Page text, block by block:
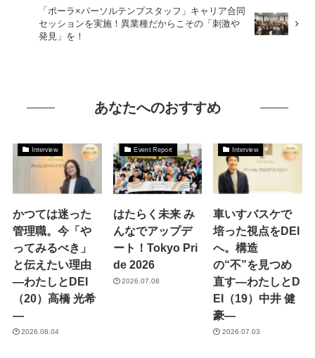
「ポーラ×パーソルテンプスタッフ」キャリア合同
セッションを実施！異業種だからこその「刺激や
発見」を！
あなたへのおすすめ
Interview
かつては迷った
管理職。今「や
ってみるべき」
と伝えたい理由
―わたしとDEI
（20）高橋 光希
―
2026.08.04
Event Report
はたらく未来 み
んなでアップデ
ート！Tokyo Pri
de 2026
2026.07.08
Interview
車いすバスケで
培った視点をDEI
へ。構造
の“不”を見つめ
直す―わたしとD
EI（19）中井 健
豪―
2026.07.03